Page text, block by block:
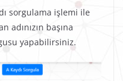
sorgulama işlemi ile
adınızın başına
yapabilirsiniz.